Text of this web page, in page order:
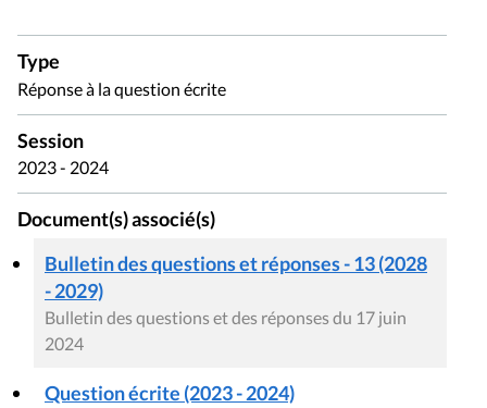
Type
Réponse à la question écrite
Session
2023 - 2024
Document(s) associé(s)
Bulletin des questions et réponses - 13 (2028
- 2029)
Bulletin des questions et des réponses du 17 juin
2024
Question écrite (2023 - 2024)